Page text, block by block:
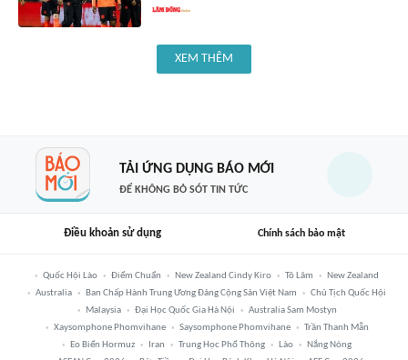
XEM THÊM
TẢI ỨNG DỤNG BÁO MỚI
ĐỂ KHÔNG BỎ SÓT TIN TỨC
Điều khoản sử dụng Chính sách bảo mật
Quốc Hội Lào Điểm Chuẩn New Zealand Cindy Kiro Tô Lâm
New Zealand
Australia
Ban Chấp Hành Trung Ương Đảng Cộng Sản Việt Nam
Chủ Tịch Quốc Hội
Malaysia
Đại Học Quốc Gia Hà Nội
Australia Sam Mostyn
Xaysomphone Phomvihane
Saysomphone Phomvihane
Trần Thanh Mẫn
Eo Biển Hormuz
Iran Trung Học Phổ Thông Lào
Nắng Nóng